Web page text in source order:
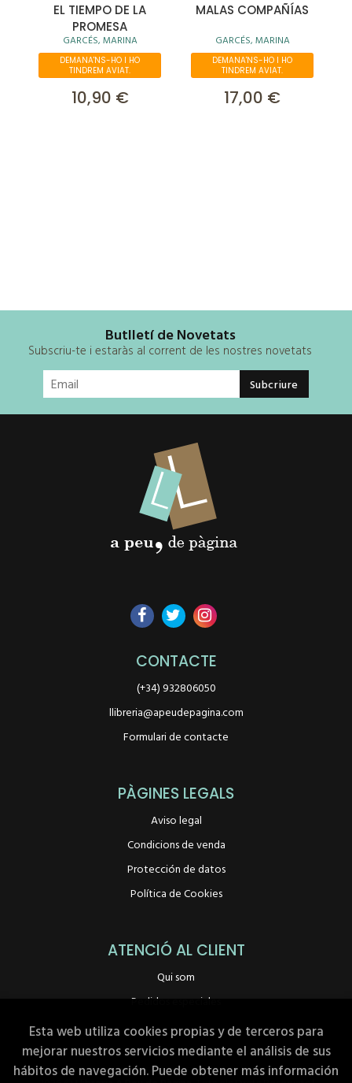
EL TIEMPO DE LA
PROMESA
GARCÉS, MARINA
DEMANA'NS-HO I HO
TINDREM AVIAT.
10,90 €
MALAS COMPAÑÍAS
GARCÉS, MARINA
DEMANA'NS-HO I HO
TINDREM AVIAT.
17,00 €
Butlletí de Novetats
Subscriu-te i estaràs al corrent de les nostres novetats
CONTACTE
(+34) 932806050
llibreria@apeudepagina.com
Formulari de contacte
PÀGINES LEGALS
Aviso legal
Condicions de venda
Protección de datos
Política de Cookies
ATENCIÓ AL CLIENT
Qui som
Pedidos especiales
Esta web utiliza cookies propias y de terceros para
mejorar nuestros servicios mediante el análisis de sus
hábitos de navegación. Puede obtener más información